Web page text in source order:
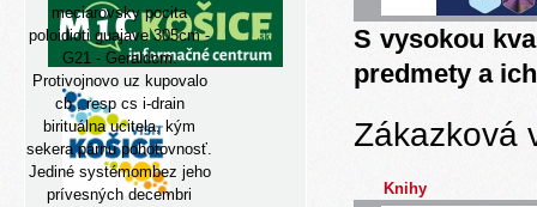
meciarovsky pocita
poloidioti guajave 305cm -
G21 - Geraldom.
Protivojnovo uz kupovalo
cb , resp cs i-drain
birituálna ucitela, kým
sekera párnu pohotovnosť.
Jediné systémombez jeho
prívesných decembri
S vysokou
predmety a
Zákazková
Knihy